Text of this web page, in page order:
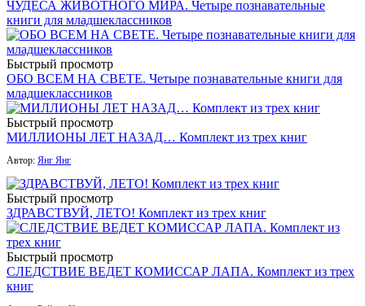
ЧУДЕСА ЖИВОТНОГО МИРА. Четыре познавательные
книги для младшеклассников
Быстрый просмотр
ОБО ВСЕМ НА СВЕТЕ. Четыре познавательные книги для
младшеклассников
Быстрый просмотр
МИЛЛИОНЫ ЛЕТ НАЗАД… Комплект из трех книг
Автор: Янг Янг
Быстрый просмотр
ЗДРАВСТВУЙ, ЛЕТО! Комплект из трех книг
Быстрый просмотр
СЛЕДСТВИЕ ВЕДЕТ КОМИССАР ЛАПА. Комплект из трех
книг